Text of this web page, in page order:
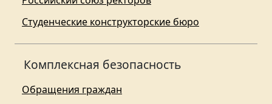
Студенческие конструкторские бюро
Комплексная безопасность
Обращения граждан